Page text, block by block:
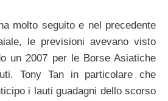
molto seguito e nel precedente
le previsioni avevano visto
un 2007 per le Borse Asiatiche
Tony Tan in particolare che
i lauti guadagni dello scorso